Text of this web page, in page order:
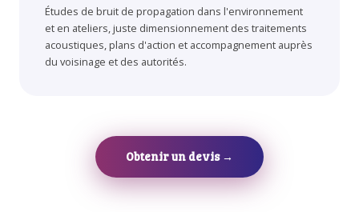
Études de bruit de propagation dans l'environnement
et en ateliers, juste dimensionnement des traitements
acoustiques, plans d'action et accompagnement auprès
du voisinage et des autorités.
Obtenir un devis →